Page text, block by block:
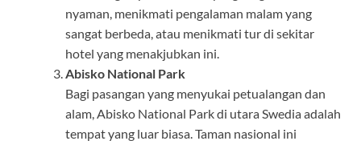
nyaman, menikmati pengalaman malam yang
sangat berbeda, atau menikmati tur di sekitar
hotel yang menakjubkan ini.
Abisko National Park
Bagi pasangan yang menyukai petualangan dan
alam, Abisko National Park di utara Swedia adalah
tempat yang luar biasa. Taman nasional ini